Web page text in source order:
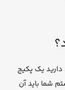
یک پکیج
شما باید آن